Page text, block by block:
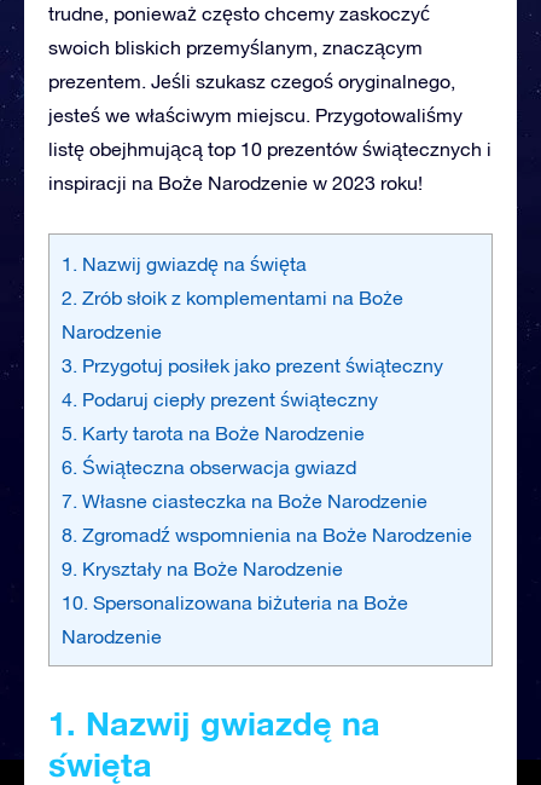
trudne, ponieważ często chcemy zaskoczyć
swoich bliskich przemyślanym, znaczącym
prezentem. Jeśli szukasz czegoś oryginalnego,
jesteś we właściwym miejscu. Przygotowaliśmy
listę obejhmującą top 10 prezentów świątecznych i
inspiracji na Boże Narodzenie w 2023 roku!
1. Nazwij gwiazdę na święta
2. Zrób słoik z komplementami na Boże
Narodzenie
3. Przygotuj posiłek jako prezent świąteczny
4. Podaruj ciepły prezent świąteczny
5. Karty tarota na Boże Narodzenie
6. Świąteczna obserwacja gwiazd
7. Własne ciasteczka na Boże Narodzenie
8. Zgromadź wspomnienia na Boże Narodzenie
9. Kryształy na Boże Narodzenie
10. Spersonalizowana biżuteria na Boże
Narodzenie
1. Nazwij gwiazdę na
święta